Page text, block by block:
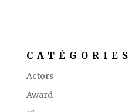
CATÉGORIES
Actors
Award